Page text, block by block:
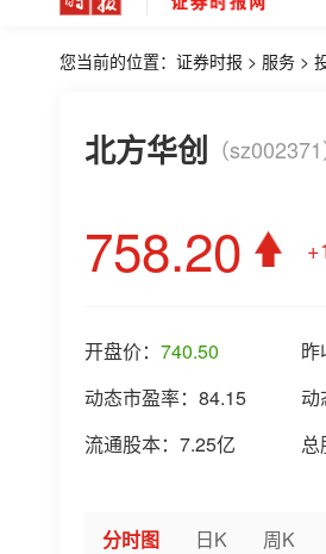
您当前的位置： 证券时报 > 服务 >
北方华创 （sz002371
758.20
开盘价： 740.50 昨
动态市盈率： 84.15 动
流通股本： 7.25亿 总
分时图 日K 周K